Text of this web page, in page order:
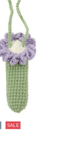
SALE